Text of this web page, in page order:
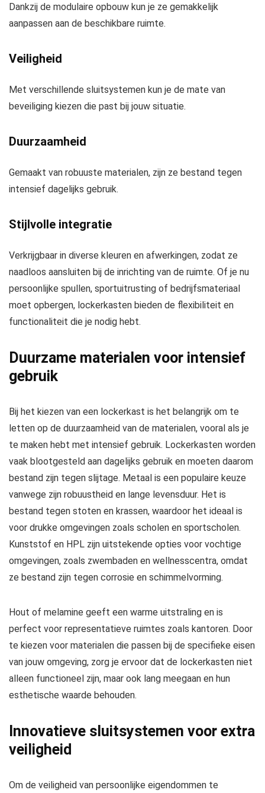
Dankzij de modulaire opbouw kun je ze gemakkelijk
aanpassen aan de beschikbare ruimte.
Veiligheid
Met verschillende sluitsystemen kun je de mate van
beveiliging kiezen die past bij jouw situatie.
Duurzaamheid
Gemaakt van robuuste materialen, zijn ze bestand tegen
intensief dagelijks gebruik.
Stijlvolle integratie
Verkrijgbaar in diverse kleuren en afwerkingen, zodat ze
naadloos aansluiten bij de inrichting van de ruimte. Of je nu
persoonlijke spullen, sportuitrusting of bedrijfsmateriaal
moet opbergen, lockerkasten bieden de flexibiliteit en
functionaliteit die je nodig hebt.
Duurzame materialen voor intensief
gebruik
Bij het kiezen van een lockerkast is het belangrijk om te
letten op de duurzaamheid van de materialen, vooral als je
te maken hebt met intensief gebruik. Lockerkasten worden
vaak blootgesteld aan dagelijks gebruik en moeten daarom
bestand zijn tegen slijtage. Metaal is een populaire keuze
vanwege zijn robuustheid en lange levensduur. Het is
bestand tegen stoten en krassen, waardoor het ideaal is
voor drukke omgevingen zoals scholen en sportscholen.
Kunststof en HPL zijn uitstekende opties voor vochtige
omgevingen, zoals zwembaden en wellnesscentra, omdat
ze bestand zijn tegen corrosie en schimmelvorming.
Hout of melamine geeft een warme uitstraling en is
perfect voor representatieve ruimtes zoals kantoren. Door
te kiezen voor materialen die passen bij de specifieke eisen
van jouw omgeving, zorg je ervoor dat de lockerkasten niet
alleen functioneel zijn, maar ook lang meegaan en hun
esthetische waarde behouden.
Innovatieve sluitsystemen voor extra
veiligheid
Om de veiligheid van persoonlijke eigendommen te